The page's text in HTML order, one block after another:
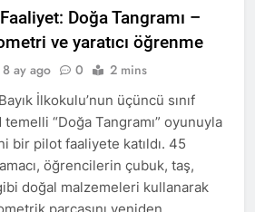
Doğa Tangramı –
ve yaratıcı öğrenme
8 ay ago 0 2 mins
İlkokulu’nun üçüncü sınıf
“Doğa Tangramı” oyunuyla
bir pilot faaliyete katıldı. 45
öğrencilerin çubuk, taş,
doğal malzemeleri kullanarak